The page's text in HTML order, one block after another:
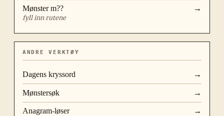
Mønsterm??
fyll inn rutene
→
ANDRE VERKTØY
Dagens kryssord →
Mønstersøk →
Anagram-løser →